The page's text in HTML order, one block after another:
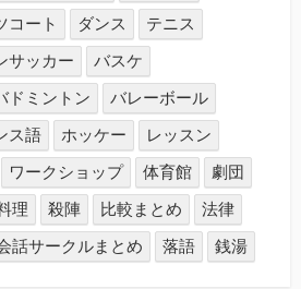
コート ダンス
テニス
サッカー
バスケ
ドミントン
バレーボール
ス語 ホッケー
レッスン
ワークショップ 体育館
劇団
理 殺陣 比較まとめ
法律
話サークルまとめ 落語 銭湯